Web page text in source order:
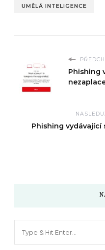
UMĚLÁ INTELIGENCE
Phishing
Phishing vydávající